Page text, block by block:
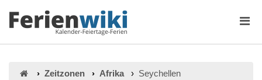
Zeitzonen Afrika Seychellen